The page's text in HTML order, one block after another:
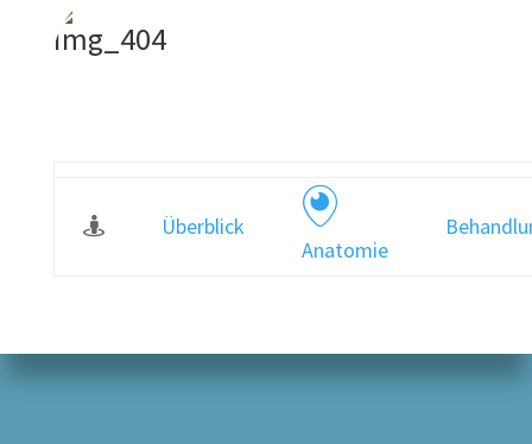
img_404
Überblick
Anatomie